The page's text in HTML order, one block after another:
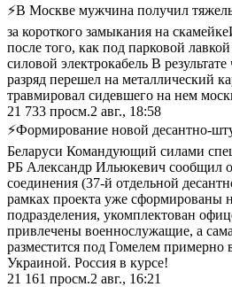
⚡В Москве мужчина получил
за короткого замыкания на
после того, как под парковой лавкой
силовой электрокабель В
разряд перешел на металлический
травмировал сидевшего на нем
21 733 просм.2 авг., 18:58
⚡Формирование новой десантно-
Беларуси Командующий силами
РБ Александр Ильюкевич сообщил
соединения (37-й отдельной
рамках проекта уже сформированы
подразделения, укомплектован
привлечены военнослужащие, а
разместится под Гомелем примерно
Украиной. Россия в курсе!
21 161 просм.2 авг., 16:21